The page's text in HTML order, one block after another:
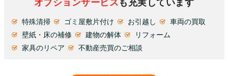
オプションサービス も充実しています
特殊清掃 ゴミ屋敷片付け お引越し
車両の買取
壁紙・床の補修
建物の解体
リフォーム
家具のリペア
不動産売買のご相談